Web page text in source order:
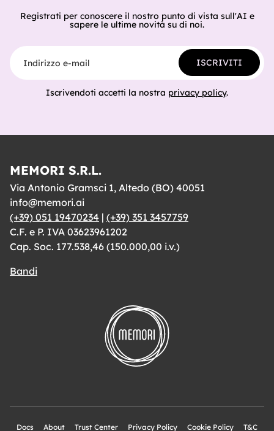
Registrati per conoscere il nostro punto di vista sull'AI e
sapere le ultime novità su di noi.
Indirizzo e-mail
ISCRIVITI
Iscrivendoti accetti la nostra privacy policy.
MEMORI S.R.L.
Via Antonio Gramsci 1, Altedo (BO) 40051
info@memori.ai
(+39) 051 19470234 | (+39) 351 3457759
C.F. e P. IVA 03623961202
Cap. Soc. 177.538,46 (150.000,00 i.v.)
Bandi
Docs About Trust Center Privacy Policy Cookie Policy T&C